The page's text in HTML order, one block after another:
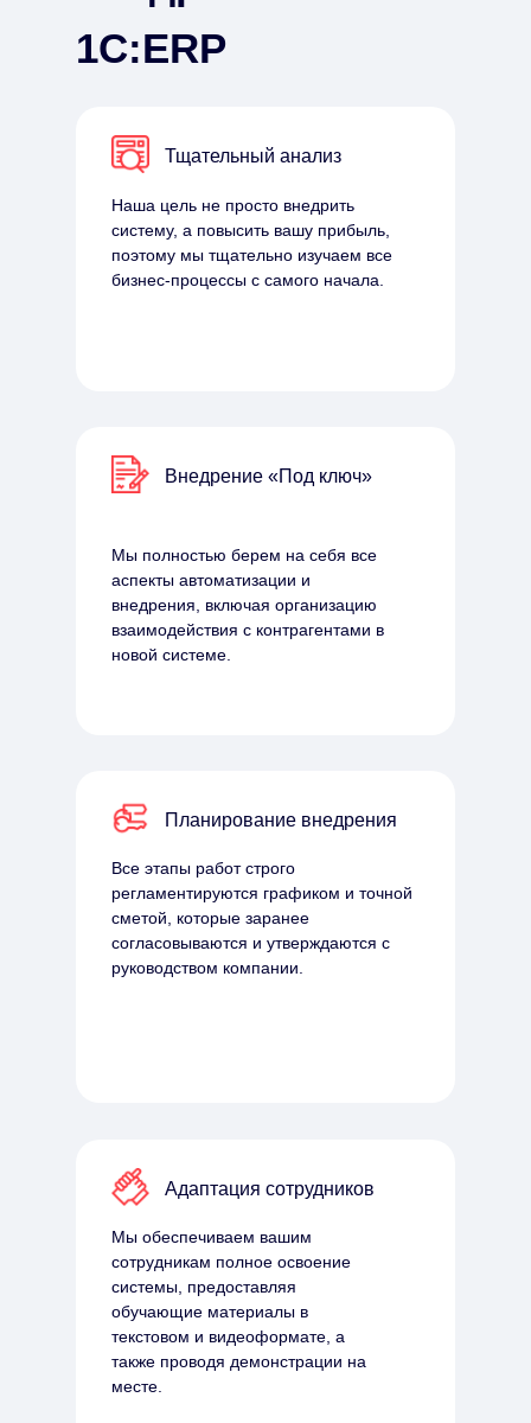
Тщательный анализ
Наша цель не просто внедрить
систему, а повысить вашу прибыль,
поэтому мы тщательно изучаем все
бизнес-процессы с самого начала.
1С:ERP
Внедрение «Под ключ»
Мы полностью берем на себя все
аспекты автоматизации и
внедрения, включая организацию
взаимодействия с контрагентами в
новой системе.
Планирование внедрения
Все этапы работ строго
регламентируются графиком и точной
сметой, которые заранее
согласовываются и утверждаются с
руководством компании.
Адаптация сотрудников
Мы обеспечиваем вашим
сотрудникам полное освоение
системы, предоставляя
обучающие материалы в
текстовом и видеоформате, а
также проводя демонстрации на
месте.